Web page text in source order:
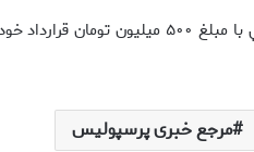
در همين زمينه گفته مي‌شود هادي عقيلي
مرجع خبری پرسپولیس